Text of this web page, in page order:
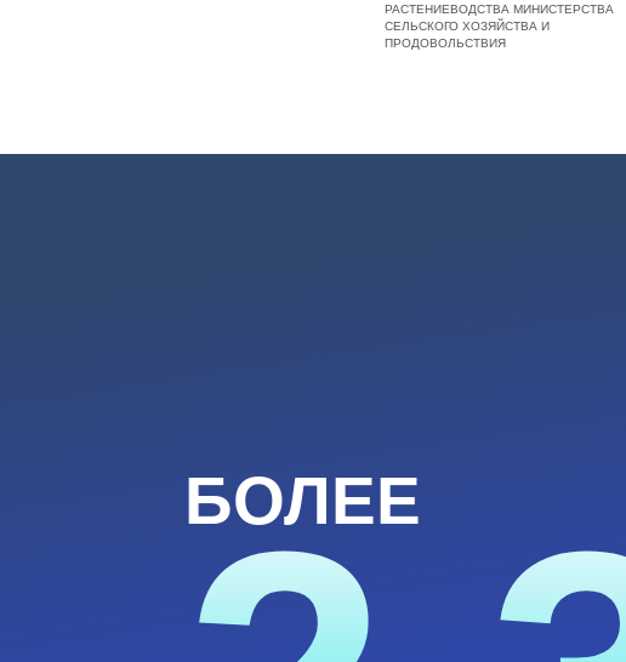
РАСТЕНИЕВОДСТВА МИНИСТЕРСТВА
СЕЛЬСКОГО ХОЗЯЙСТВА И
ПРОДОВОЛЬСТВИЯ
БОЛЕЕ